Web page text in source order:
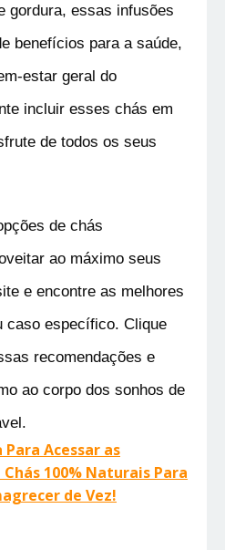
gordura, essas infusões
benefícios para a saúde,
estar geral do
incluir esses chás em
de todos os seus
de chás
ao máximo seus
e encontre as melhores
caso específico. Clique
recomendações e
ao corpo dos sonhos de
Acessar as
100% Naturais Para
de Vez!